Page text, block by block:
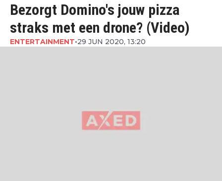
Bezorgt Domino's jouw pizza
straks met een drone? (Video)
ENTERTAINMENT•29 JUN 2020, 13:20